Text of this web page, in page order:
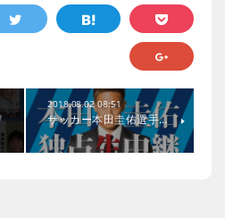
2018.08.02 08:51
サッカー本田圭佑選手…